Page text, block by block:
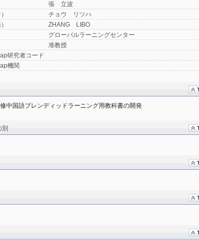
張 立波
チョウ リツハ
ZHANG LIBO
グローバルラーニングセンター
准教授
研究者コード
機関
中国語ブレンディッドラーニング用教科書の開発